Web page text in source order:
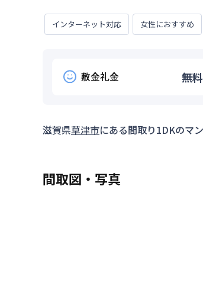
インターネット対応 女性におすすめ
敷金礼金 無料
滋賀県草津市にある間取り1DKのマ
間取図・写真